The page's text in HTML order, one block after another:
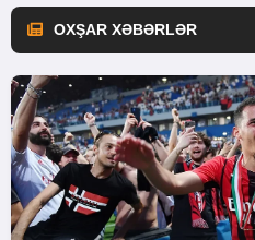
OXŞAR XƏBƏRLƏR